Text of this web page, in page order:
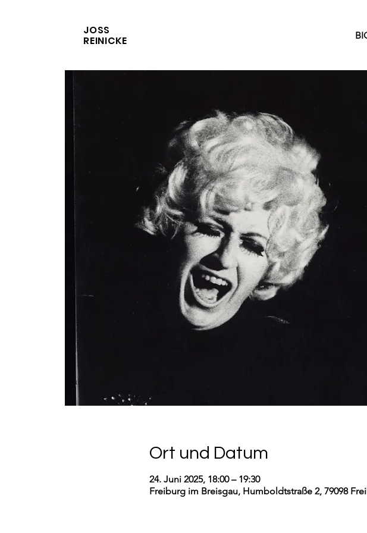
JOSS
REINICKE
Ort und Datum
24. Juni 2025, 18:00 – 19:30
Freiburg im Breisgau, Humboldtstraße 2, 79098